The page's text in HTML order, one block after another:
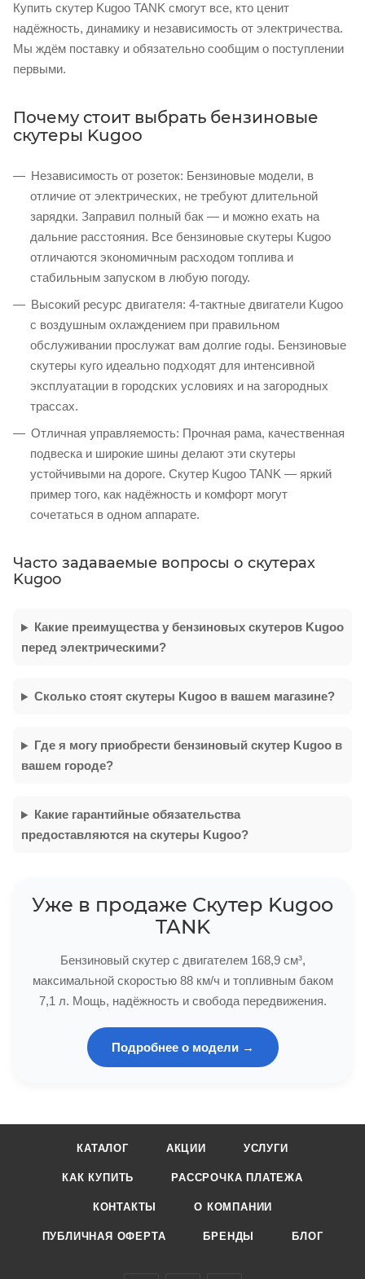
Купить скутер Kugoo TANK смогут все, кто ценит
надёжность, динамику и независимость от электричества.
Мы ждём поставку и обязательно сообщим о поступлении
первыми.
Почему стоит выбрать бензиновые
скутеры Kugoo
Независимость от розеток: Бензиновые модели, в
отличие от электрических, не требуют длительной
зарядки. Заправил полный бак — и можно ехать на
дальние расстояния. Все бензиновые скутеры Kugoo
отличаются экономичным расходом топлива и
стабильным запуском в любую погоду.
Высокий ресурс двигателя: 4-тактные двигатели Kugoo
с воздушным охлаждением при правильном
обслуживании прослужат вам долгие годы. Бензиновые
скутеры куго идеально подходят для интенсивной
эксплуатации в городских условиях и на загородных
трассах.
Отличная управляемость: Прочная рама, качественная
подвеска и широкие шины делают эти скутеры
устойчивыми на дороге. Скутер Kugoo TANK — яркий
пример того, как надёжность и комфорт могут
сочетаться в одном аппарате.
Часто задаваемые вопросы о скутерах
Kugoo
Какие преимущества у бензиновых скутеров Kugoo
перед электрическими?
Сколько стоят скутеры Kugoo в вашем магазине?
Где я могу приобрести бензиновый скутер Kugoo в
вашем городе?
Какие гарантийные обязательства
предоставляются на скутеры Kugoo?
Уже в продаже Скутер Kugoo
TANK
Бензиновый скутер с двигателем 168,9 см³,
максимальной скоростью 88 км/ч и топливным баком
7,1 л. Мощь, надёжность и свобода передвижения.
Подробнее о модели →
КАТАЛОГ АКЦИИ УСЛУГИ
КАК КУПИТЬ РАССРОЧКА ПЛАТЕЖА
КОНТАКТЫ О КОМПАНИИ
ПУБЛИЧНАЯ ОФЕРТА БРЕНДЫ БЛОГ